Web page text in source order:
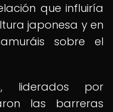
que influiría
japonesa y en
sobre el
liderados por
las barreras